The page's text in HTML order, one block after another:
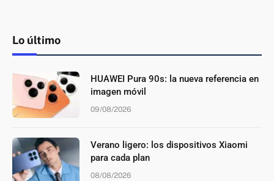
Lo último
HUAWEI Pura 90s: la nueva referencia en
imagen móvil
09/08/2026
Verano ligero: los dispositivos Xiaomi
para cada plan
08/08/2026